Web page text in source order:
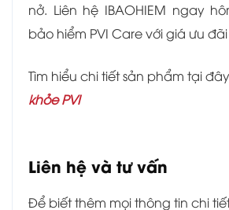
nở. Liên hệ IBAOHIEM ngay
bảo hiểm PVI Care với giá ưu
Tìm hiểu chi tiết sản phẩm tại
khỏe PVI
Liên hệ và tư vấn
Để biết thêm mọi thông tin chi